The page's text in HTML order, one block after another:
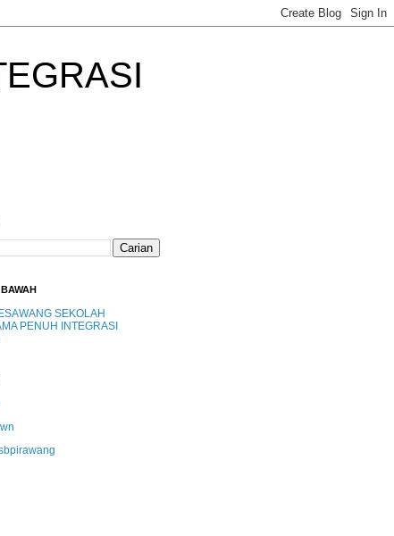
SEKOLAH
PENUH INTEGRASI